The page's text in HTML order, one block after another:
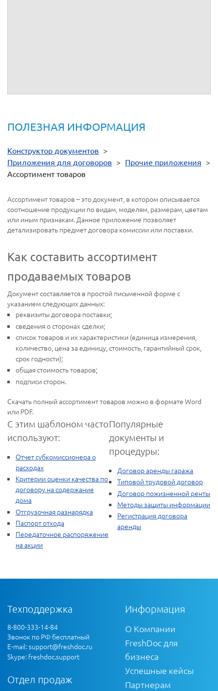
ПОЛЕЗНАЯ ИНФОРМАЦИЯ
Конструктор документов >
Приложения для договоров > Прочие приложения >
Ассортимент товаров
Ассортимент товаров – это документ, в котором описывается
соотношение продукции по видам, моделям, размерам, цветам
или иным признакам. Данное приложение позволяет
детализировать предмет договора комиссии или поставки.
Как составить ассортимент
продаваемых товаров
Документ составляется в простой письменной форме с
указанием следующих данных:
реквизиты договора поставки;
сведения о сторонах сделки;
список товаров и их характеристики (единица измерения,
количество, цена за единицу, стоимость, гарантийный срок,
срок годности);
общая стоимость товаров;
подписи сторон.
Скачать полный ассортимент товаров можно в формате Word
или PDF.
С этим шаблоном часто
используют:
Отчет субкомиссионера о
расходах
Критерии оценки качества по
договору на содержание
дома
Отгрузочная разнарядка
Паспорт отхода
Передаточное распоряжение
на акции
Популярные
документы и
процедуры:
Договор аренды гаража
Типовой трудовой договор
Договор пожизненной ренты
Методы защиты информации
Регистрация договора
аренды
Техподдержка
8-800-333-14-84
Звонок по РФ бесплатный
E-mail:support@freshdoc.ru
Skype: freshdoc.support
Отдел продаж
Информация
О Компании
FreshDoc для
бизнеса
Успешные кейсы
Партнерам